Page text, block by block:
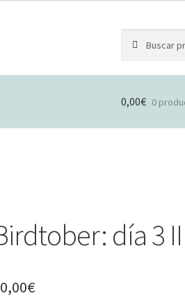
por:
0,00€ 0
día 3 II
€